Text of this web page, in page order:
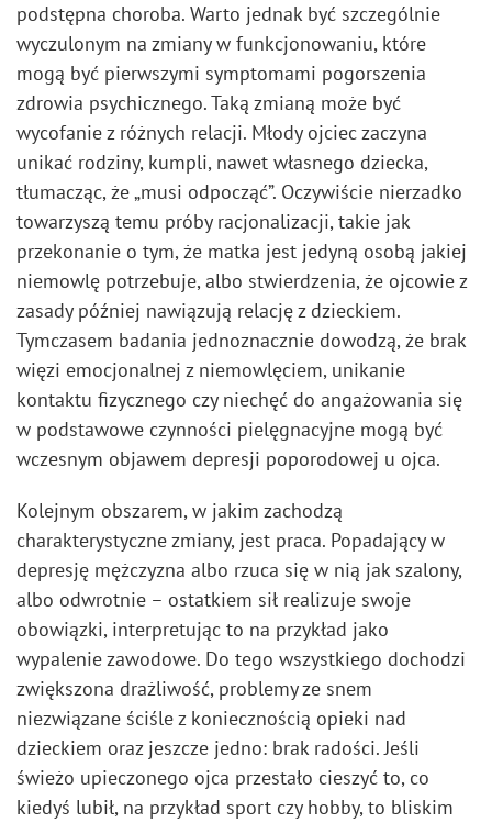
podstępna choroba. Warto jednak być szczególnie
wyczulonym na zmiany w funkcjonowaniu, które
mogą być pierwszymi symptomami pogorszenia
zdrowia psychicznego. Taką zmianą może być
wycofanie z różnych relacji. Młody ojciec zaczyna
unikać rodziny, kumpli, nawet własnego dziecka,
tłumacząc, że „musi odpocząć”. Oczywiście nierzadko
towarzyszą temu próby racjonalizacji, takie jak
przekonanie o tym, że matka jest jedyną osobą jakiej
niemowlę potrzebuje, albo stwierdzenia, że ojcowie z
zasady później nawiązują relację z dzieckiem.
Tymczasem badania jednoznacznie dowodzą, że brak
więzi emocjonalnej z niemowlęciem, unikanie
kontaktu fizycznego czy niechęć do angażowania się
w podstawowe czynności pielęgnacyjne mogą być
wczesnym objawem depresji poporodowej u ojca.
Kolejnym obszarem, w jakim zachodzą
charakterystyczne zmiany, jest praca. Popadający w
depresję mężczyzna albo rzuca się w nią jak szalony,
albo odwrotnie – ostatkiem sił realizuje swoje
obowiązki, interpretując to na przykład jako
wypalenie zawodowe. Do tego wszystkiego dochodzi
zwiększona drażliwość, problemy ze snem
niezwiązane ściśle z koniecznością opieki nad
dzieckiem oraz jeszcze jedno: brak radości. Jeśli
świeżo upieczonego ojca przestało cieszyć to, co
kiedyś lubił, na przykład sport czy hobby, to bliskim